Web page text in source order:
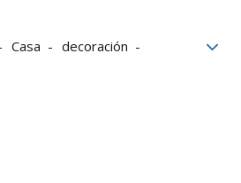
Casa
decoración